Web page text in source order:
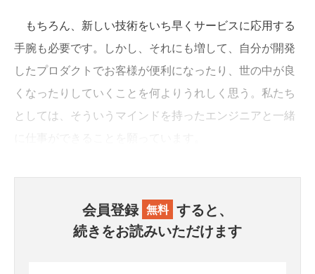
もちろん、新しい技術をいち早くサービスに応用する
手腕も必要です。しかし、それにも増して、自分が開発
したプロダクトでお客様が便利になったり、世の中が良
くなったりしていくことを何よりうれしく思う。私たち
としては、そういうマインドを持ったエンジニアと一緒
会員登録 無料 すると、
続きをお読みいただけます